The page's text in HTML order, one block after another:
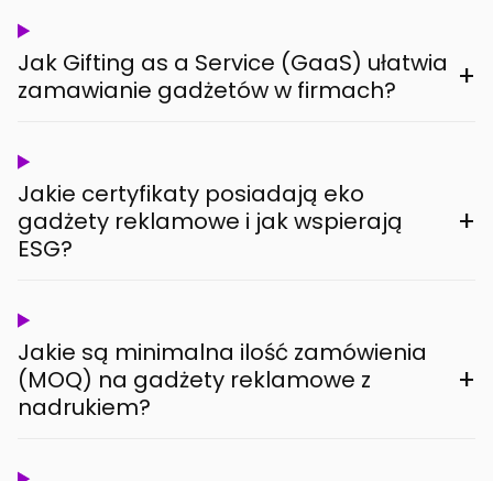
Jak Gifting as a Service (GaaS) ułatwia
zamawianie gadżetów w firmach?
+
Jakie certyfikaty posiadają eko
gadżety reklamowe i jak wspierają
ESG?
+
Jakie są minimalna ilość zamówienia
(MOQ) na gadżety reklamowe z
nadrukiem?
+